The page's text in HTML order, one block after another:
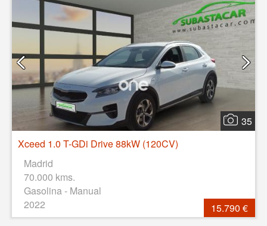
35
Xceed 1.0 T-GDi Drive 88kW (120CV)
Madrid
70.000 kms.
Gasolina - Manual
2022
15.790 €